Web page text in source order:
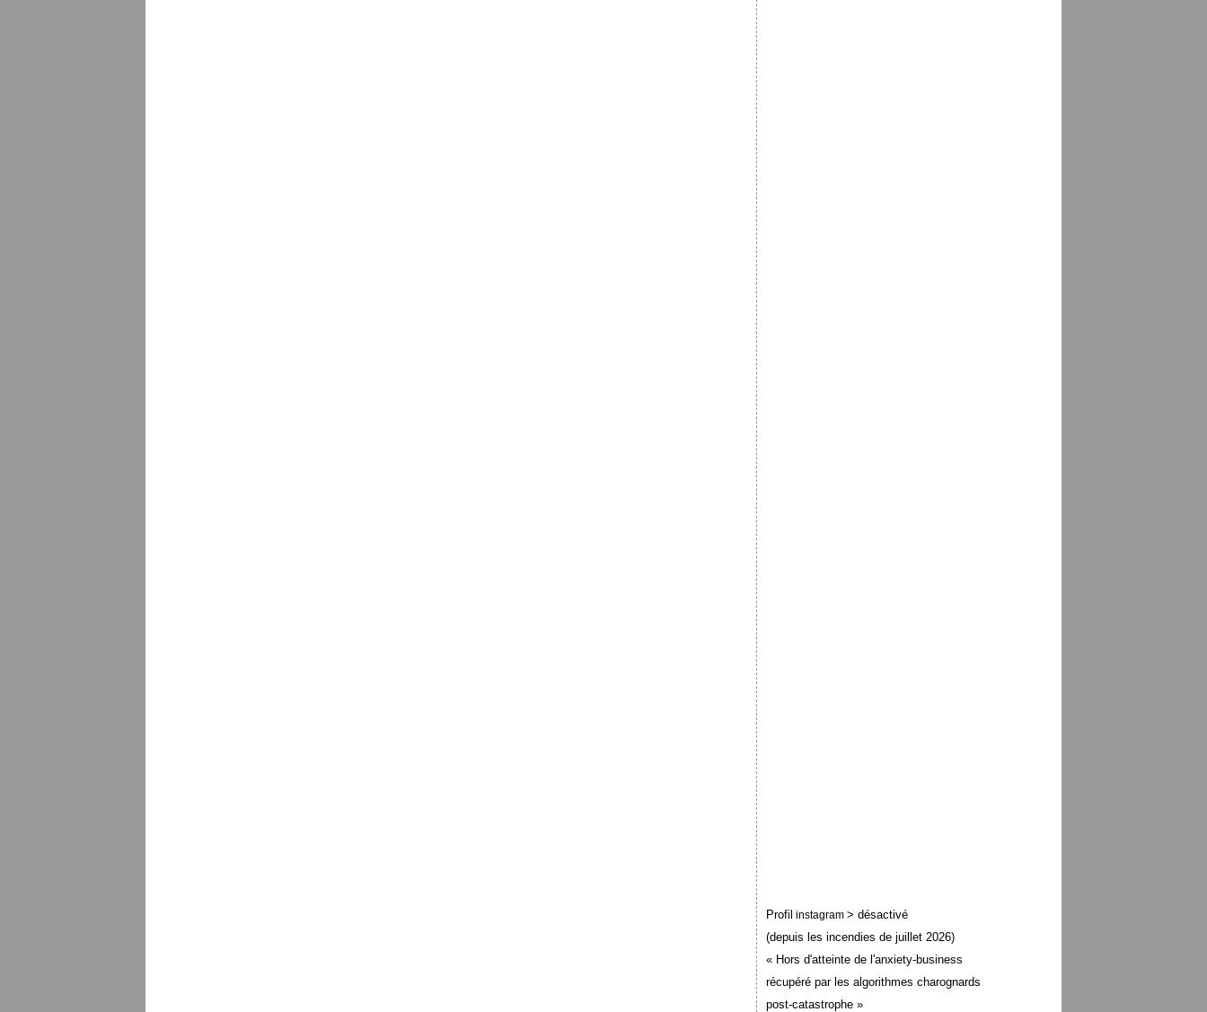
Profil instagram > désactivé
(depuis les incendies de juillet 2026)
« Hors d'atteinte de l'anxiety-business
récupéré par les algorithmes charognards
post-catastrophe »